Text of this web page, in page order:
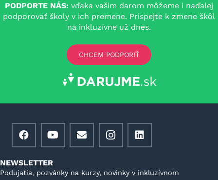
PODPORTE NÁS: vďaka vašim darom môžeme i naďalej
podporovať školy v ich premene. Prispejte k zmene škôl
na inkluzívne už dnes.
CHCEM PODPORIŤ
NEWSLETTER
Podujatia, pozvánky na kurzy, novinky v inkluzívnom